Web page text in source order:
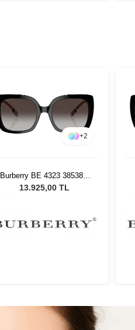
+2
Burberry BE 4323 38538G
54 Kadın Güneş Gözlüğü
13.925,00 TL